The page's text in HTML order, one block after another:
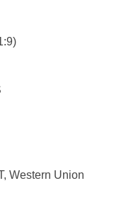
Western Union